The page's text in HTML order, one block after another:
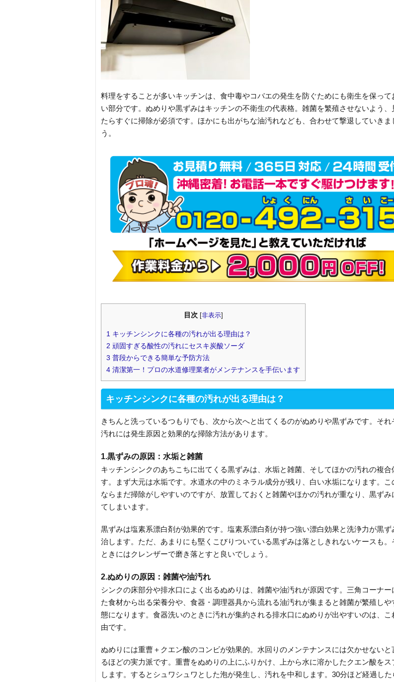
料理をすることが多いキッチンは、食中毒やコバエの発生を防ぐためにも衛生を保って
い部分です。ぬめりや黒ずみはキッチンの不衛生の代表格。雑菌を繁殖させないよう、
たらすぐに掃除が必須です。ほかにも出がちな油汚れなども、合わせて撃退していきま
う。
目次 [非表示]
1 キッチンシンクに各種の汚れが出る理由は？
2 頑固すぎる酸性の汚れにセスキ炭酸ソーダ
3 普段からできる簡単な予防方法
4 清潔第一！プロの水道修理業者がメンテナンスを手伝います
キッチンシンクに各種の汚れが出る理由は？
きちんと洗っているつもりでも、次から次へと出てくるのがぬめりや黒ずみです。それ
汚れには発生原因と効果的な掃除方法があります。
1.黒ずみの原因：水垢と雑菌
キッチンシンクのあちこちに出てくる黒ずみは、水垢と雑菌、そしてほかの汚れの複合
す。まず大元は水垢です。水道水の中のミネラル成分が残り、白い水垢になります。こ
ならまだ掃除がしやすいのですが、放置しておくと雑菌やほかの汚れが重なり、黒ずみ
てしまいます。
黒ずみは塩素系漂白剤が効果的です。塩素系漂白剤が持つ強い漂白効果と洗浄力が黒ず
治します。ただ、あまりにも堅くこびりついている黒ずみは落としきれないケースも。
ときにはクレンザーで磨き落とすと良いでしょう。
2.ぬめりの原因：雑菌や油汚れ
シンクの床部分や排水口によく出るぬめりは、雑菌や油汚れが原因です。三角コーナー
た食材から出る栄養分や、食器・調理器具から流れる油汚れが集まると雑菌が繁殖しや
態になります。食器洗いのときに汚れが集約される排水口にぬめりが出やすいのは、こ
由です。
ぬめりには重曹＋クエン酸のコンビが効果的。水回りのメンテナンスには欠かせないと
るほどの実力派です。重曹をぬめりの上にふりかけ、上から水に溶かしたクエン酸をス
します。するとシュワシュワとした泡が発生し、汚れを中和します。30分ほど経過した